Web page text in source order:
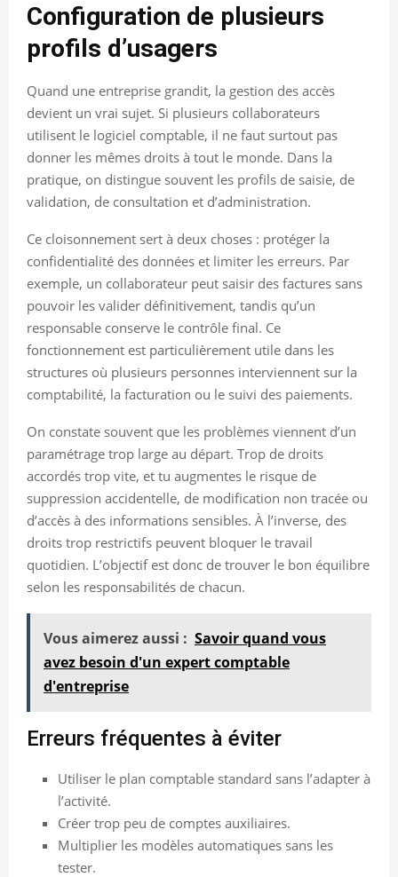
Configuration de plusieurs
profils d’usagers
Quand une entreprise grandit, la gestion des accès
devient un vrai sujet. Si plusieurs collaborateurs
utilisent le logiciel comptable, il ne faut surtout pas
donner les mêmes droits à tout le monde. Dans la
pratique, on distingue souvent les profils de saisie, de
validation, de consultation et d’administration.
Ce cloisonnement sert à deux choses : protéger la
confidentialité des données et limiter les erreurs. Par
exemple, un collaborateur peut saisir des factures sans
pouvoir les valider définitivement, tandis qu’un
responsable conserve le contrôle final. Ce
fonctionnement est particulièrement utile dans les
structures où plusieurs personnes interviennent sur la
comptabilité, la facturation ou le suivi des paiements.
On constate souvent que les problèmes viennent d’un
paramétrage trop large au départ. Trop de droits
accordés trop vite, et tu augmentes le risque de
suppression accidentelle, de modification non tracée ou
d’accès à des informations sensibles. À l’inverse, des
droits trop restrictifs peuvent bloquer le travail
quotidien. L’objectif est donc de trouver le bon équilibre
selon les responsabilités de chacun.
Vous aimerez aussi : Savoir quand vous
avez besoin d'un expert comptable
d'entreprise
Erreurs fréquentes à éviter
Utiliser le plan comptable standard sans l’adapter à
l’activité.
Créer trop peu de comptes auxiliaires.
Multiplier les modèles automatiques sans les
tester.